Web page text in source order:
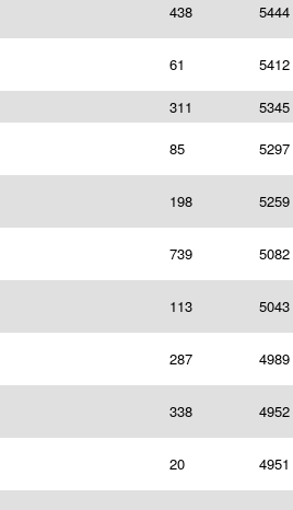
438 5444
61 5412
311
5345
85 5297
198 5259
739 5082
113 5043
287 4989
338 4952
20 4951